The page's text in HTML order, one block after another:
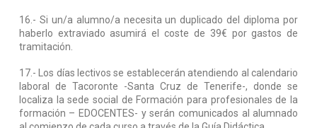
16.- Si un/a alumno/a necesita un duplicado del diploma por
haberlo extraviado asumirá el coste de 39€ por gastos de
tramitación.
17.- Los días lectivos se establecerán atendiendo al calendario
laboral de Tacoronte -Santa Cruz de Tenerife-, donde se
localiza la sede social de Formación para profesionales de la
formación – EDOCENTES- y serán comunicados al alumnado